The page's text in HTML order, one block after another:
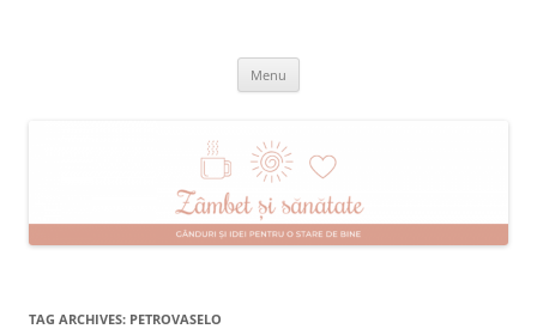
Menu
TAG ARCHIVES: PETROVASELO